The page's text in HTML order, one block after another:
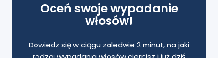
Oceń swoje wypadanie
włosów!
Dowiedz się w ciągu zaledwie 2 minut, na jaki